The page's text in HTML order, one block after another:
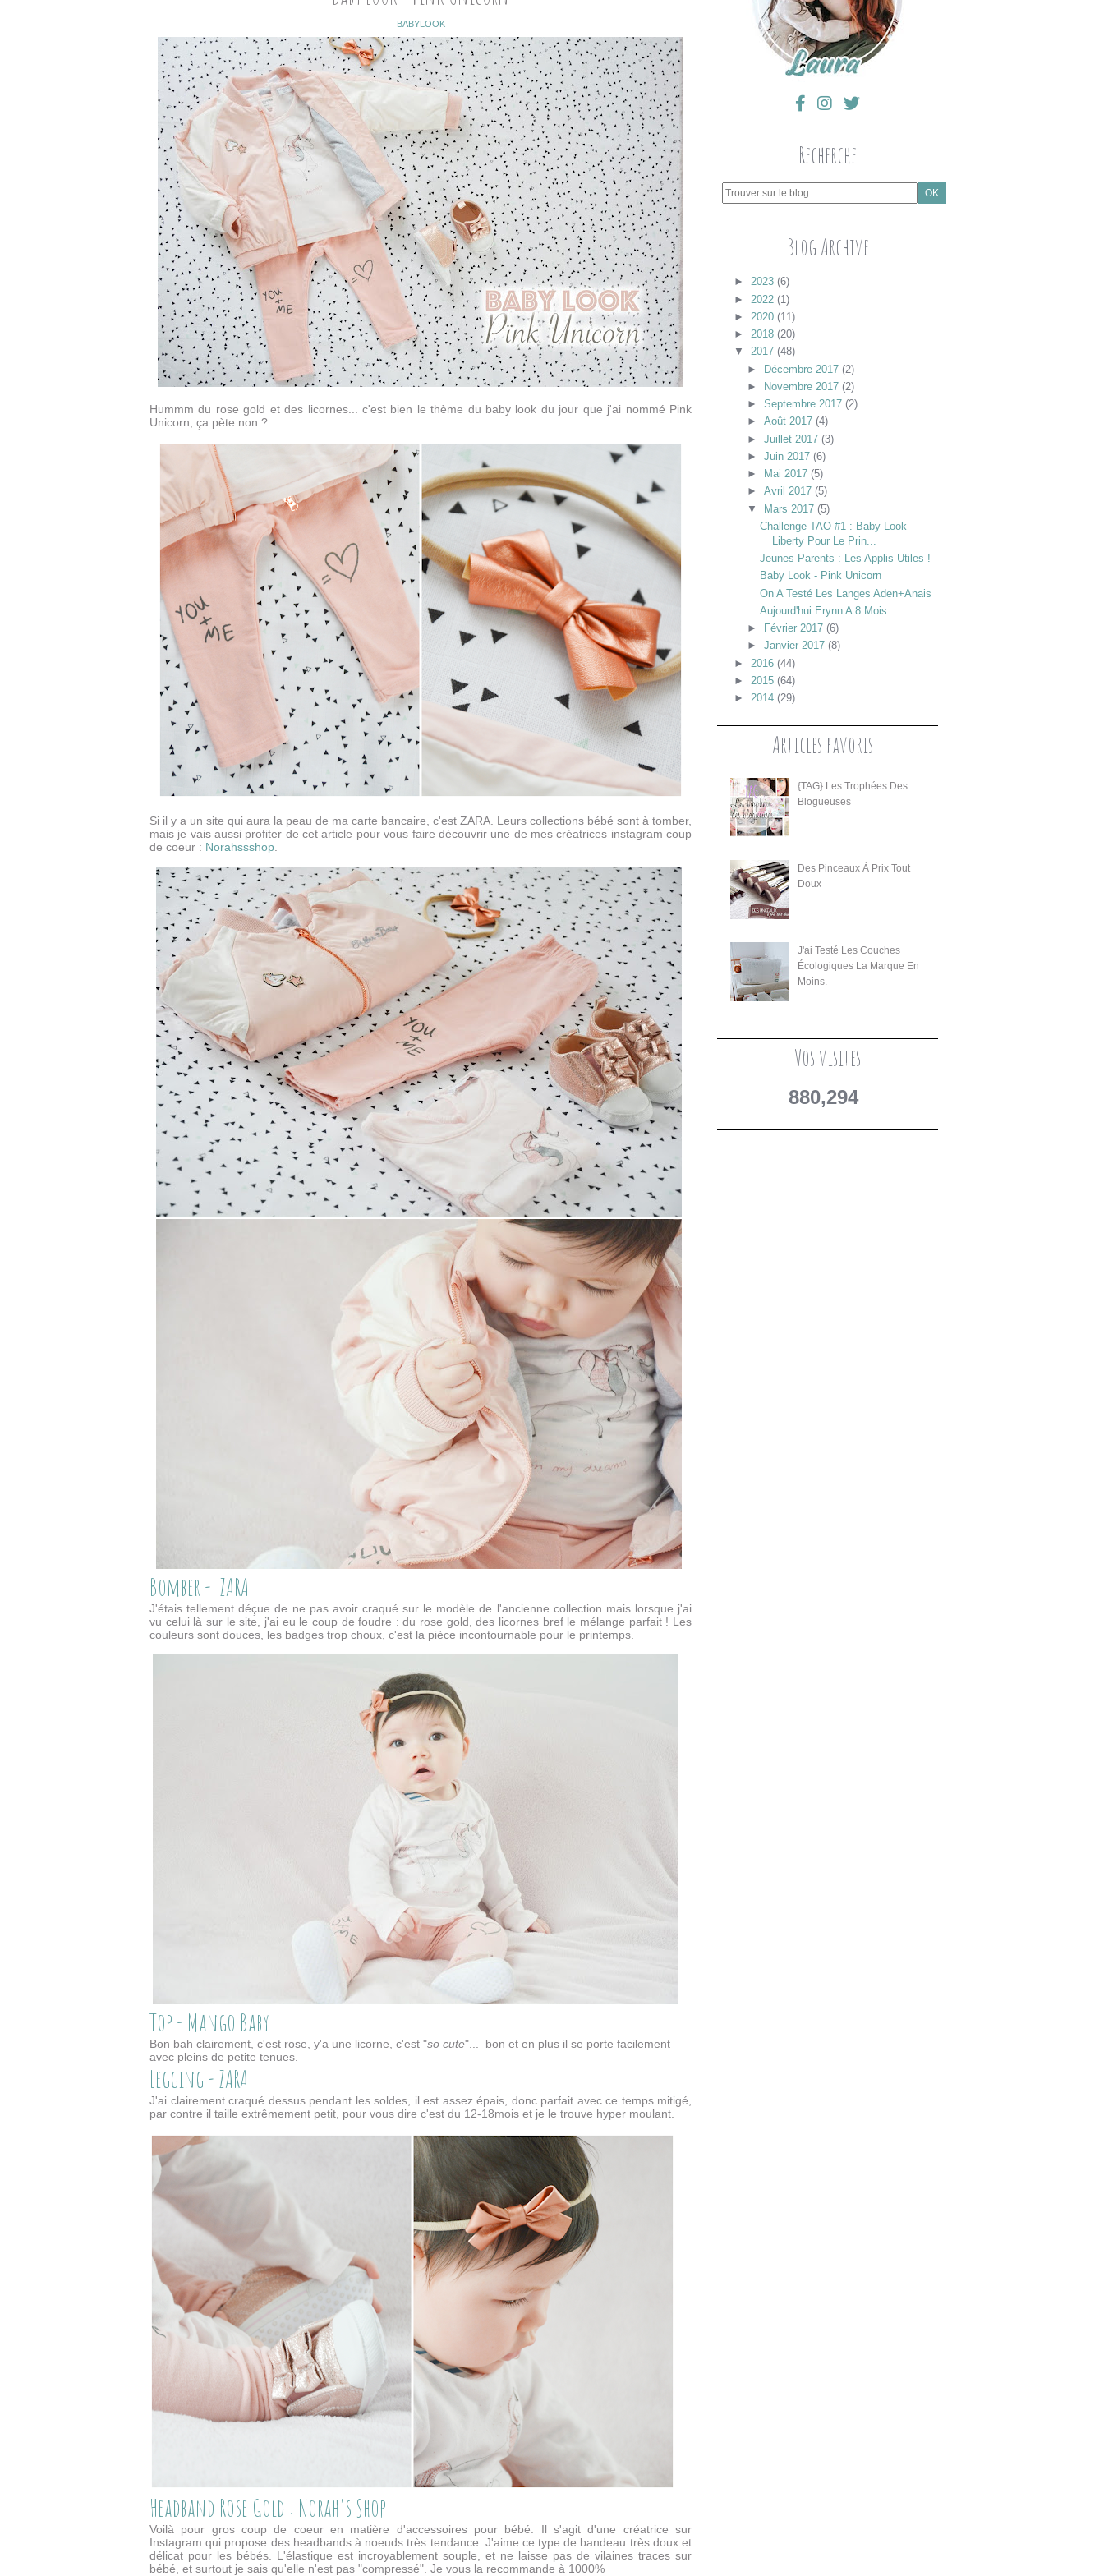
BABYLOOK
Hummm du rose gold et des licornes... c'est bien le thème du baby look du jour que j'ai nommé Pink
Unicorn, ça pète non ?
Si il y a un site qui aura la peau de ma carte bancaire, c'est ZARA. Leurs collections bébé sont à tomber,
mais je vais aussi profiter de cet article pour vous faire découvrir une de mes créatrices instagram coup
de coeur : Norahssshop
Bomber - ZARA
J'étais tellement déçue de ne pas avoir craqué sur le modèle de l'ancienne collection mais lorsque j'ai
vu celui là sur le site, j'ai eu le coup de foudre : du rose gold, des licornes bref le mélange parfait ! Les
couleurs sont douces, les badges trop choux, c'est la pièce incontournable pour le printemps.
Top - Mango Baby
Bon bah clairement, c'est rose, y'a une licorne, c'est "so cute"... bon et en plus il se porte facilement
avec pleins de petite tenues.
Legging - ZARA
J'ai clairement craqué dessus pendant les soldes, il est assez épais, donc parfait avec ce temps mitigé,
par contre il taille extrêmement petit, pour vous dire c'est du 12-18mois et je le trouve hyper moulant.
Headband Rose Gold : Norah's Shop
Voilà pour gros coup de coeur en matière d'accessoires pour bébé. Il s'agit d'une créatrice sur
Instagram qui propose des headbands à noeuds très tendance. J'aime ce type de bandeau très doux et
délicat pour les bébés. L'élastique est incroyablement souple, et ne laisse pas de vilaines traces sur
bébé, et surtout je sais qu'elle n'est pas "compressé". Je vous la recommande à 1000%
Recherche
Blog Archive
► 2023 (6)
► 2022 (1)
► 2020 (11)
► 2018 (20)
▼
2017 (48)
► Décembre 2017 (2)
►
Novembre 2017 (2)
► Septembre 2017 (2)
► Août 2017 (4)
► Juillet 2017 (3)
► Juin 2017 (6)
►
Mai 2017 (5)
► Avril 2017 (5)
▼
Mars 2017 (5)
Challenge TAO #1 : Baby Look
Liberty Pour Le Prin...
Jeunes Parents : Les Applis Utiles !
Baby Look - Pink Unicorn
On A Testé Les Langes Aden+anais
Aujourd'hui Erynn A 8 Mois
►
Février 2017 (6)
► Janvier 2017 (8)
► 2016 (44)
► 2015 (64)
► 2014 (29)
Articles favoris
{TAG} Les Trophées Des
Blogueuses
Des Pinceaux À Prix Tout
Doux
J'ai Testé Les Couches
Écologiques La Marque En
Moins.
Vos visites
880,294